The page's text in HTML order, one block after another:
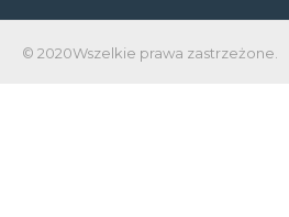
© 2020Wszelkie prawa zastrzeżone.